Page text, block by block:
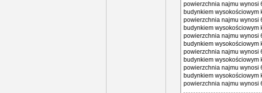
powierzchnia najmu wynosi
budynkiem wysokościowym
powierzchnia najmu wynosi
budynkiem wysokościowym
powierzchnia najmu wynosi
budynkiem wysokościowym
powierzchnia najmu wynosi
budynkiem wysokościowym
powierzchnia najmu wynosi
budynkiem wysokościowym
powierzchnia najmu wynosi